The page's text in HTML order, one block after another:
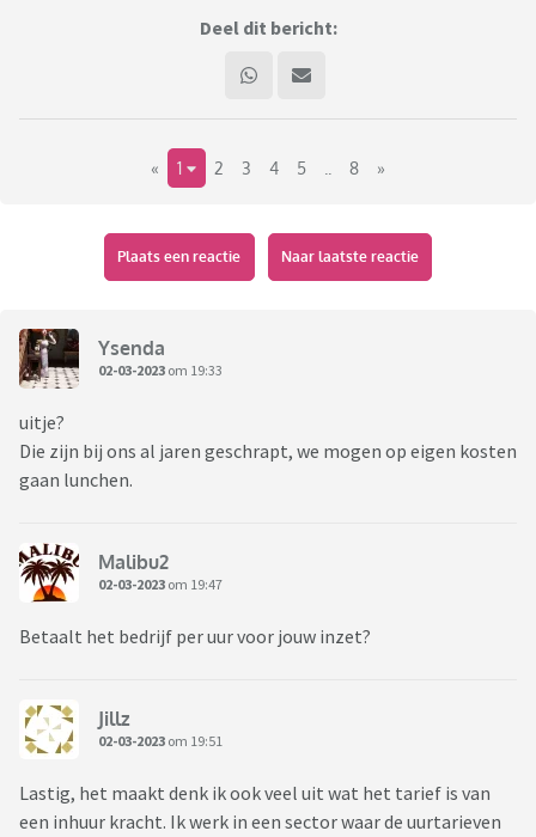
Deel dit bericht:
« 1 2 3 4 5 8 »
Plaats een reactie Naar laatste reactie
Ysenda
02-03-2023 om 19:33
uitje?
Die zijn bij ons al jaren geschrapt, we mogen op eigen kosten
gaan lunchen.
Malibu2
02-03-2023 om 19:47
Betaalt het bedrijf per uur voor jouw inzet?
Jillz
02-03-2023 om 19:51
Lastig, het maakt denk ik ook veel uit wat het tarief is van
een inhuur kracht. Ik werk in een sector waar de uurtarieven